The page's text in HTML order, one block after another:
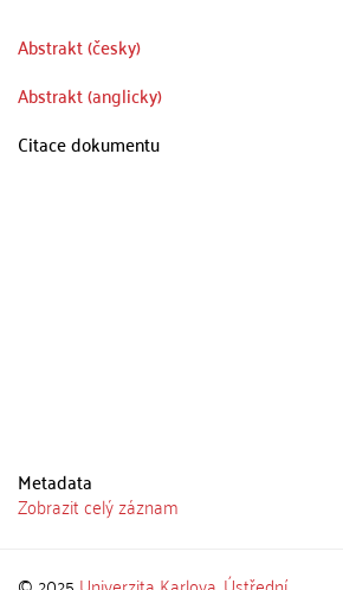
Abstrakt (česky)
Abstrakt (anglicky)
Citace dokumentu
Metadata
Zobrazit celý záznam